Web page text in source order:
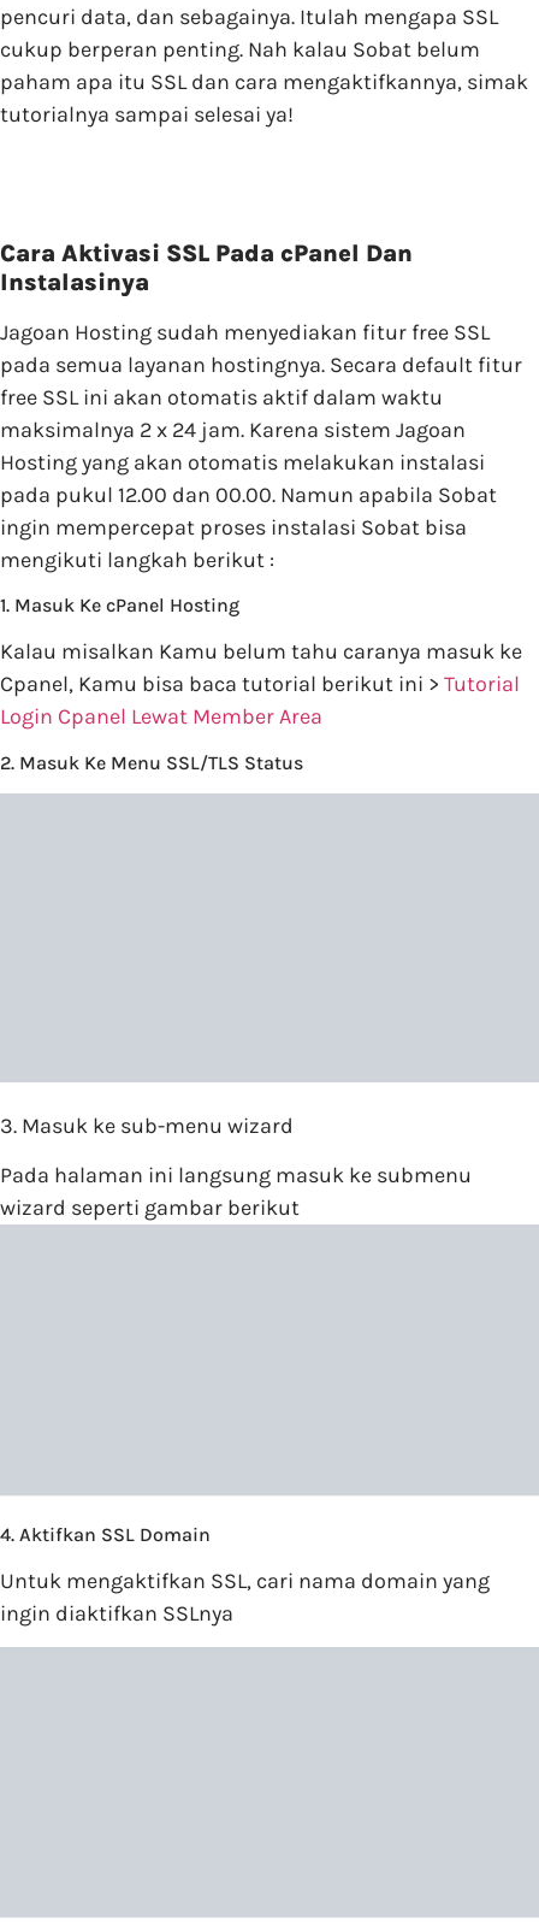
pencuri data, dan sebagainya. Itulah mengapa SSL
cukup berperan penting. Nah kalau Sobat belum
paham apa itu SSL dan cara mengaktifkannya, simak
tutorialnya sampai selesai ya!
Cara Aktivasi SSL Pada cPanel Dan
Instalasinya
Jagoan Hosting sudah menyediakan fitur free SSL
pada semua layanan hostingnya. Secara default fitur
free SSL ini akan otomatis aktif dalam waktu
maksimalnya 2 x 24 jam. Karena sistem Jagoan
Hosting yang akan otomatis melakukan instalasi
pada pukul 12.00 dan 00.00. Namun apabila Sobat
ingin mempercepat proses instalasi Sobat bisa
mengikuti langkah berikut :
1. Masuk Ke cPanel Hosting
Kalau misalkan Kamu belum tahu caranya masuk ke
Cpanel, Kamu bisa baca tutorial berikut ini > Tutorial
Login Cpanel Lewat Member Area
2. Masuk Ke Menu SSL/TLS Status
3. Masuk ke sub-menu wizard
Pada halaman ini langsung masuk ke submenu
wizard seperti gambar berikut
4. Aktifkan SSL Domain
Untuk mengaktifkan SSL, cari nama domain yang
ingin diaktifkan SSLnya